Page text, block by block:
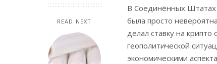
READ NEXT
В Соединённых Штатах
была просто
делал ставку на
геополитической
экономическими